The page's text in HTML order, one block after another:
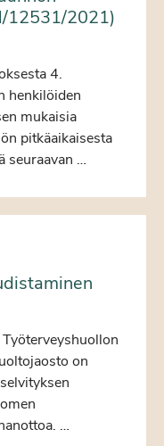
12531/2021)
4.
henkilöiden
mukaisia
pitkäaikaisesta
seuraavan …
on
…